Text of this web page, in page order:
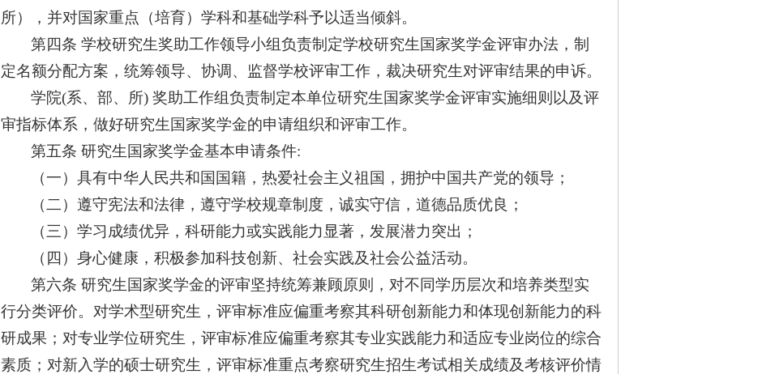
所），并对国家重点（培育）学科和基础学科予以适当倾斜。
第四条 学校研究生奖助工作领导小组负责制定学校研究生国家奖学金评审办法，制
定名额分配方案，统筹领导、协调、监督学校评审工作，裁决研究生对评审结果的申诉。
学院(系、部、所) 奖助工作组负责制定本单位研究生国家奖学金评审实施细则以及评
审指标体系，做好研究生国家奖学金的申请组织和评审工作。
第五条 研究生国家奖学金基本申请条件:
（一）具有中华人民共和国国籍，热爱社会主义祖国，拥护中国共产党的领导；
（二）遵守宪法和法律，遵守学校规章制度，诚实守信，道德品质优良；
（三）学习成绩优异，科研能力或实践能力显著，发展潜力突出；
（四）身心健康，积极参加科技创新、社会实践及社会公益活动。
第六条 研究生国家奖学金的评审坚持统筹兼顾原则，对不同学历层次和培养类型实
行分类评价。对学术型研究生，评审标准应偏重考察其科研创新能力和体现创新能力的科
研成果；对专业学位研究生，评审标准应偏重考察其专业实践能力和适应专业岗位的综合
素质；对新入学的硕士研究生，评审标准重点考察研究生招生考试相关成绩及考核评价情